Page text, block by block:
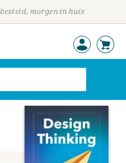
morgen in huis